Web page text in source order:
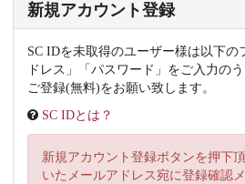
新規アカウント登録
SC IDを未取得のユーザー様は以下の
ドレス」「パスワード」をご入力の
ご登録(無料)をお願い致します。
SC IDとは？
新規アカウント登録ボタンを押下
いたメールアドレス宛に登録確認